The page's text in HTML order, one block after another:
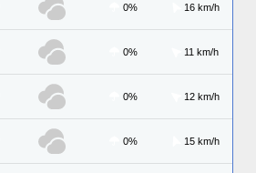
0% 16 km/h
0% 11 km/h
0% 12 km/h
0% 15 km/h